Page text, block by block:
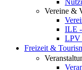
Vereine &
ILE
LPV
Freizeit &